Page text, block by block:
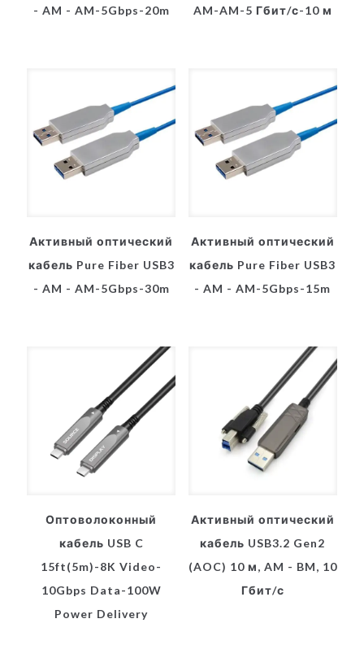
- AM - AM-5Gbps-20m
AM-AM-5 Гбит/с-10 м
Активный оптический
кабель Pure Fiber USB3
- AM - AM-5Gbps-30m
Активный оптический
кабель Pure Fiber USB3
- AM - AM-5Gbps-15m
Оптоволоконный
кабель USB C
15ft(5m)-8K Video-
10Gbps Data-100W
Power Delivery
Активный оптический
кабель USB3.2 Gen2
(AOC) 10 м, AM - BM, 10
Гбит/с